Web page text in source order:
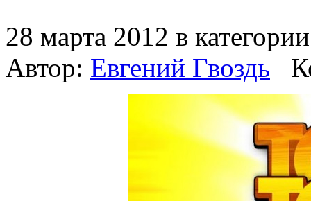
28 марта 2012 в
Автор: Евгений Гвоздь